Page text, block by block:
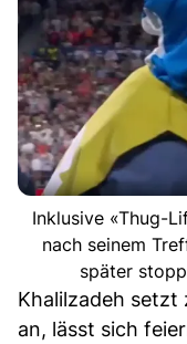
Inklusive «Thug-
nach seinem
später
Khalilzadeh setzt
an, lässt sich